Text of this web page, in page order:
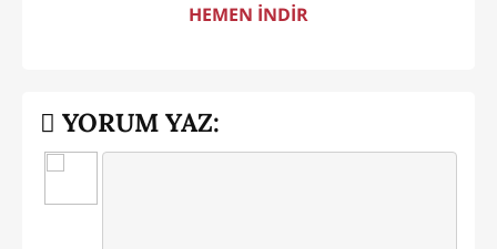
HEMEN İNDİR
YORUM YAZ: